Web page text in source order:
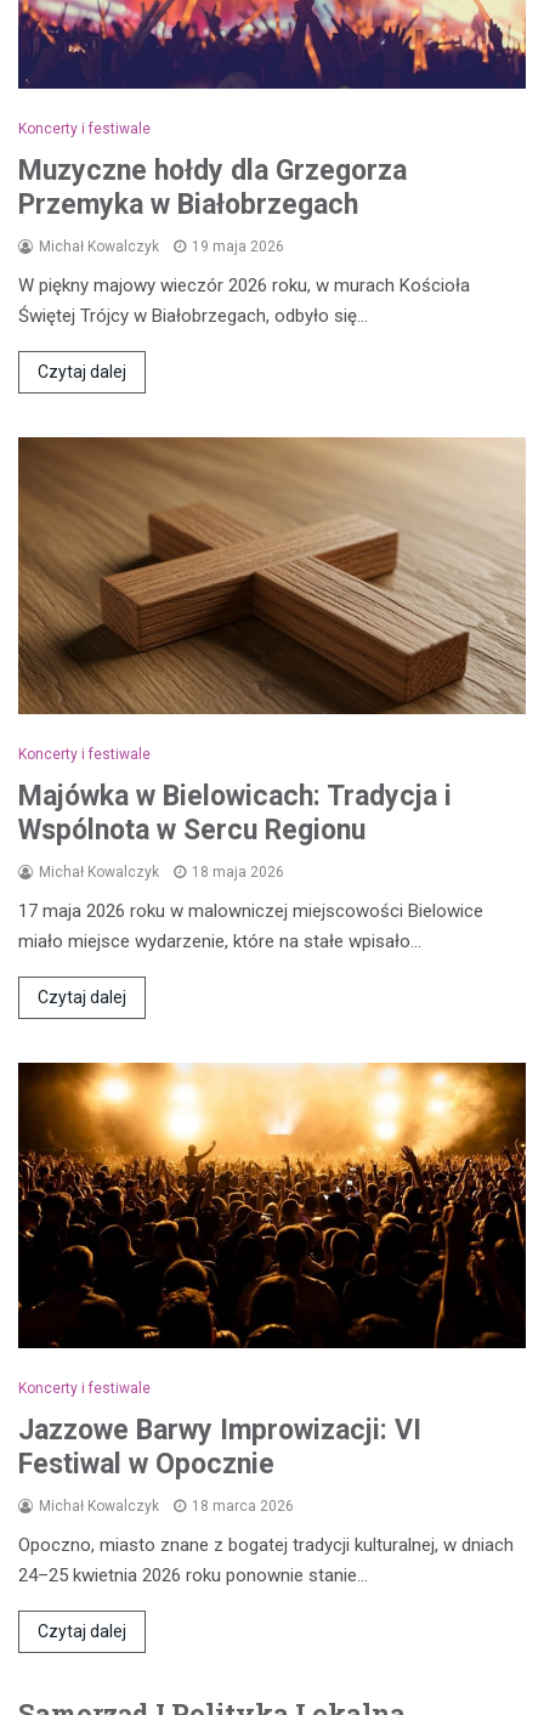
Koncerty i festiwale
Muzyczne hołdy dla Grzegorza
Przemyka w Białobrzegach
Michał Kowalczyk 19 maja 2026
W piękny majowy wieczór 2026 roku, w murach Kościoła
Świętej Trójcy w Białobrzegach, odbyło się…
Czytaj dalej
Koncerty i festiwale
Majówka w Bielowicach: Tradycja i
Wspólnota w Sercu Regionu
Michał Kowalczyk 18 maja 2026
17 maja 2026 roku w malowniczej miejscowości Bielowice
miało miejsce wydarzenie, które na stałe wpisało…
Czytaj dalej
Koncerty i festiwale
Jazzowe Barwy Improwizacji: VI
Festiwal w Opocznie
Michał Kowalczyk 18 marca 2026
Opoczno, miasto znane z bogatej tradycji kulturalnej, w dniach
24–25 kwietnia 2026 roku ponownie stanie…
Czytaj dalej